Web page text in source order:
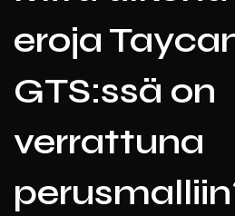
eroja
GTS:ssä on
verrattuna